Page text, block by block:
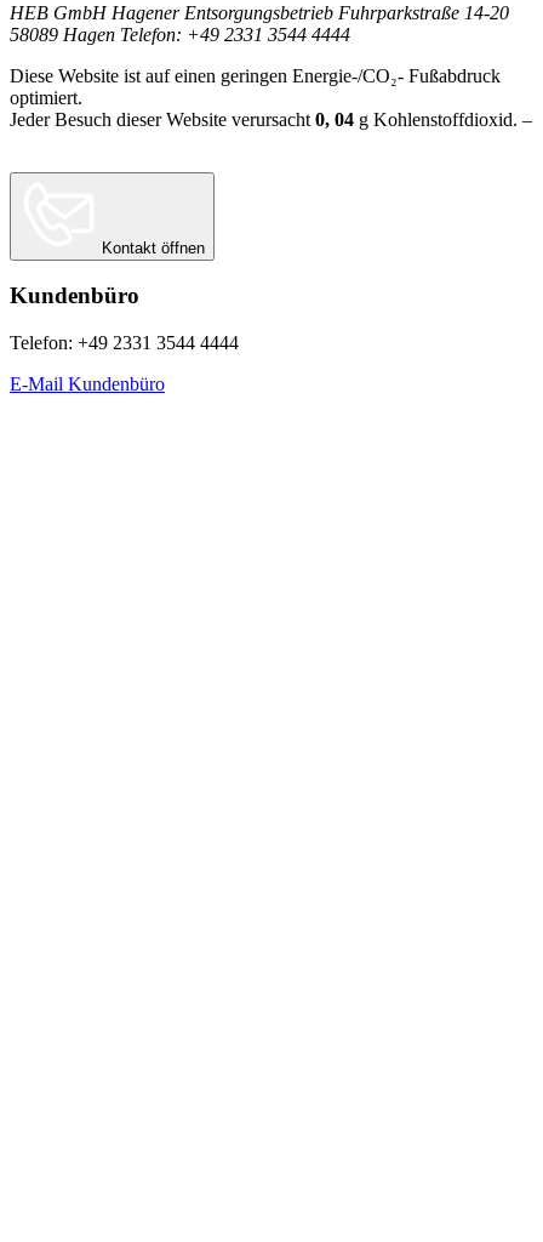
HEB GmbH Hagener Entsorgungsbetrieb Fuhrparkstraße 14-20
58089 Hagen Telefon: +49 2331 3544 4444
Diese Website ist auf einen geringen Energie-/CO₂- Fußabdruck
optimiert.
Jeder Besuch dieser Website verursacht 0, 04 g Kohlenstoffdioxid. –
Kontakt öffnen
Kundenbüro
Telefon: +49 2331 3544 4444
E-Mail Kundenbüro